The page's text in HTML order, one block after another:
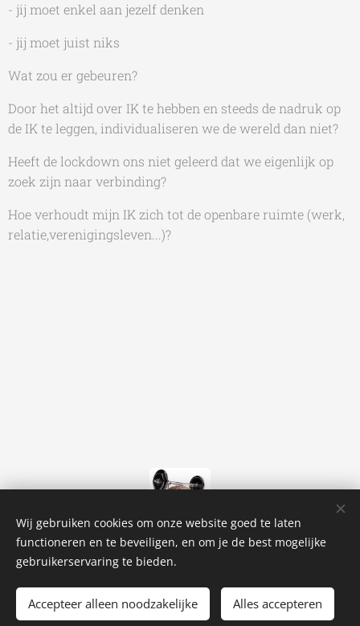
- jij moet enkel aan jezelf denken
- jij moet juist niks
Wat zou er gebeuren?
Door het altijd over IK te hebben en steeds de nadruk op
de IK te leggen, individualiseren we de wereld dan niet?
Heeft de lockdown ons niet geleerd dat we eigenlijk op
zoek zijn naar verbinding?
Hoe verhoudt mijn IK zich tot de openbare ruimte (werk,
relatie,verenigingsleven...)?
Roosenpas@gmail.com0486/429423
Cookies
Wij gebruiken cookies om onze website goed te laten
functioneren en te beveiligen, en om je de best mogelijke
gebruikerservaring te bieden.
Accepteer alleen noodzakelijke Alles accepteren